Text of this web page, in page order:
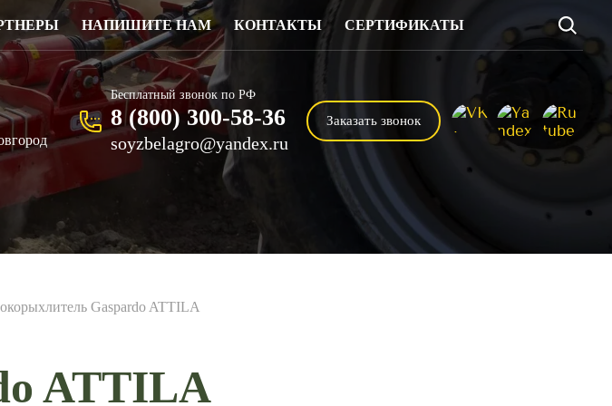
НАПИШИТЕ НАМ КОНТАКТЫ СЕРТИФИКАТЫ
Бесплатный звонок по РФ
8 (800) 300-58-36
soyzbelagro@yandex.ru
Заказать звонок
Gaspardo ATTILA
ATTILA